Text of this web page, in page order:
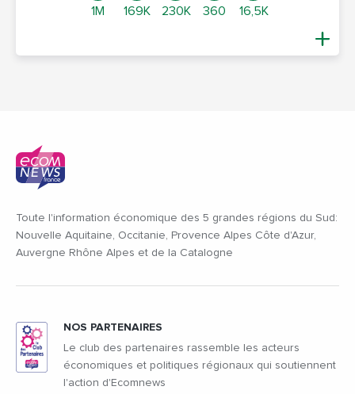
1M 169K 230K 360 16,5K
Toute l'information économique des 5 grandes régions du Sud:
Nouvelle Aquitaine, Occitanie, Provence Alpes Côte d'Azur,
Auvergne Rhône Alpes et de la Catalogne
NOS PARTENAIRES
Le club des partenaires rassemble les acteurs
économiques et politiques régionaux qui soutiennent
l'action d'Ecomnews